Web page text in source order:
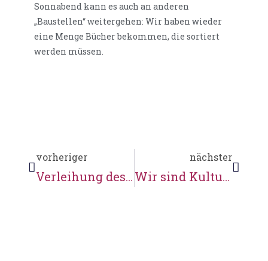
Sonnabend kann es auch an anderen
„Baustellen“ weitergehen: Wir haben wieder
eine Menge Bücher bekommen, die sortiert
werden müssen.
vorheriger
Verleihung des Niedersächsischen Verdienstordens
nächster
Wir sind Kultursommerpreiträger des Landkreises